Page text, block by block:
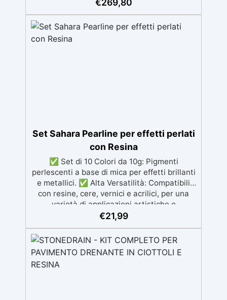
Guida completa inclusa, 3 semplici passaggi,
finitura protettiva antigraffio. ✅ Risultati
professionali: Sistema autolivellante,
Set Sahara Pearline per effetti perlati
con Resina
✅ Set di 10 Colori da 10g: Pigmenti
perlescenti a base di mica per effetti brillanti
e metallici. ✅ Alta Versatilità: Compatibili
con resine, cere, vernici e acrilici, per una
varietà di applicazioni artistiche e
artigianali. ✅ Effetti Cromatici Innovativi:
nuove sfumature e fantastici effetti "venati".
✅ Alta Resistenza: I pigmenti mantengono
la loro brillantezza anche esposti alla luce
diretta o a temperature elevate. ✅ Facilità
€21,99